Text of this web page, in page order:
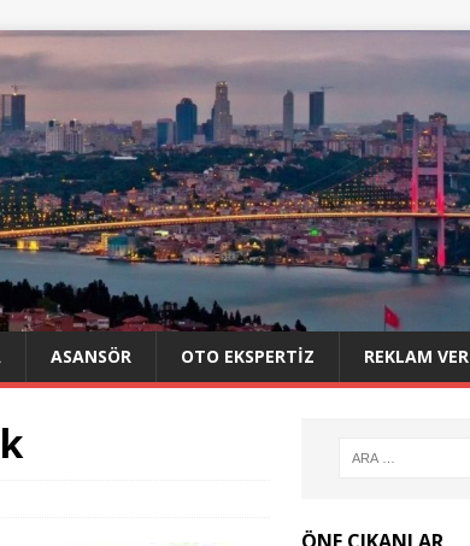
ASANSÖR OTO EKSPERTIZ REKLAM VER
ÖNE ÇIKANLAR